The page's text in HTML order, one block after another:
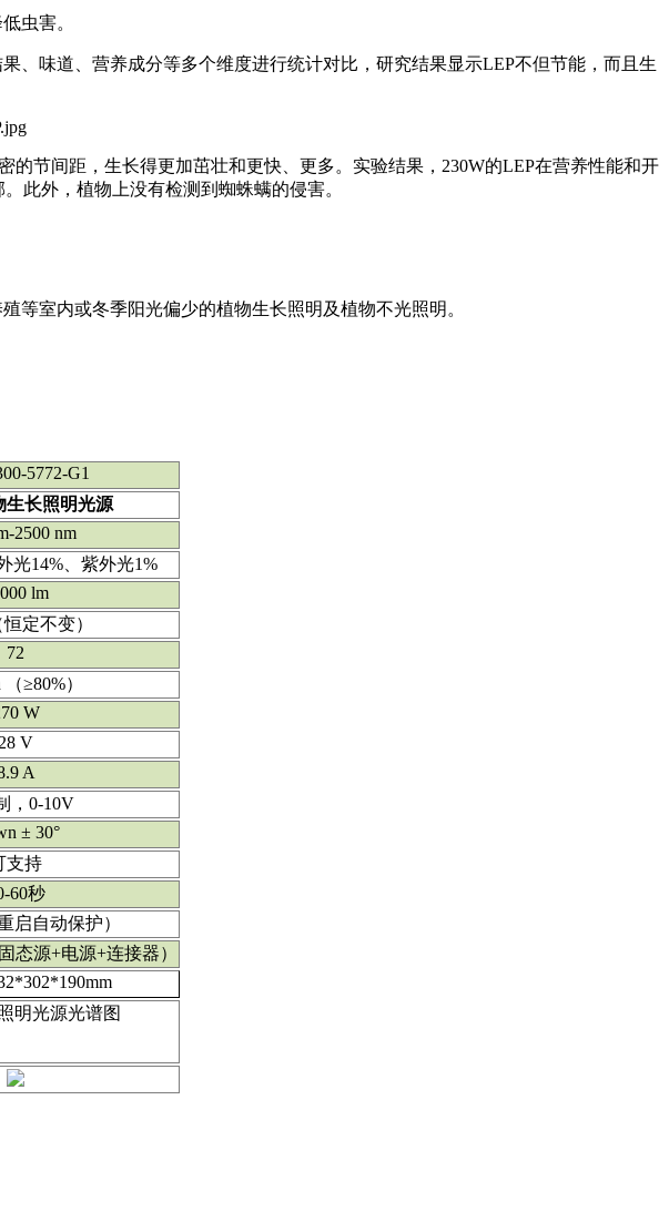
虫害。
、味道、营养成分等多个维度进行统计对比，研究结果显示LEP不但节能，而且生
节间距，生长得更加茁壮和更快、更多。实验结果，230W的LEP在营养性能和开
此外，植物上没有检测到蜘蛛螨的侵害。
等室内或冬季阳光偏少的植物生长照明及植物不光照明。
5772-G1
生长照明光源
2500 nm
光14%、紫外光1%
lm
定不变）
72
（≥80%）
W
28 V
A
，0-10V
± 30°
支持
60秒
启自动保护）
态源+电源+连接器）